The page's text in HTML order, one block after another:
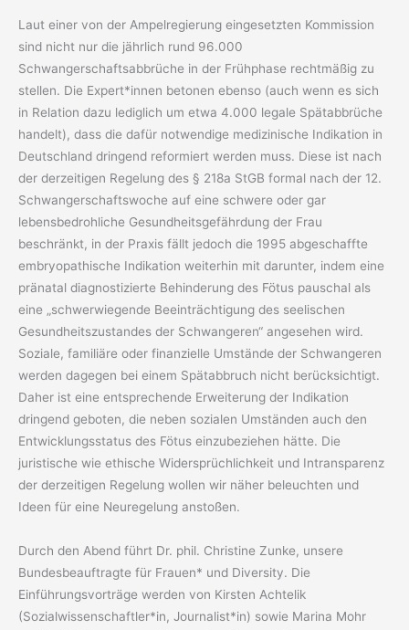
Laut einer von der Ampelregierung eingesetzten Kommission
sind nicht nur die jährlich rund 96.000
Schwangerschaftsabbrüche in der Frühphase rechtmäßig zu
stellen. Die Expert*innen betonen ebenso (auch wenn es sich
in Relation dazu lediglich um etwa 4.000 legale Spätabbrüche
handelt), dass die dafür notwendige medizinische Indikation in
Deutschland dringend reformiert werden muss. Diese ist nach
der derzeitigen Regelung des § 218a StGB formal nach der 12.
Schwangerschaftswoche auf eine schwere oder gar
lebensbedrohliche Gesundheitsgefährdung der Frau
beschränkt, in der Praxis fällt jedoch die 1995 abgeschaffte
embryopathische Indikation weiterhin mit darunter, indem eine
pränatal diagnostizierte Behinderung des Fötus pauschal als
eine „schwerwiegende Beeinträchtigung des seelischen
Gesundheitszustandes der Schwangeren“ angesehen wird.
Soziale, familiäre oder finanzielle Umstände der Schwangeren
werden dagegen bei einem Spätabbruch nicht berücksichtigt.
Daher ist eine entsprechende Erweiterung der Indikation
dringend geboten, die neben sozialen Umständen auch den
Entwicklungsstatus des Fötus einzubeziehen hätte. Die
juristische wie ethische Widersprüchlichkeit und Intransparenz
der derzeitigen Regelung wollen wir näher beleuchten und
Ideen für eine Neuregelung anstoßen.
Durch den Abend führt Dr. phil. Christine Zunke, unsere
Bundesbeauftragte für Frauen* und Diversity. Die
Einführungsvorträge werden von Kirsten Achtelik
(Sozialwissenschaftler*in, Journalist*in) sowie Marina Mohr